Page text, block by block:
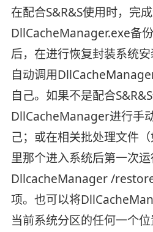
在配合S&R&S使用时，完
DllCacheManager.exe备
后，在进行恢复封装系统
自动调用
自己。如果不是配合
DllCacheManager进行手
己；或在相关批处理文件
里那个进入系统后第一次
DllcacheManager /
项。也可以将
当前系统分区的任何一个